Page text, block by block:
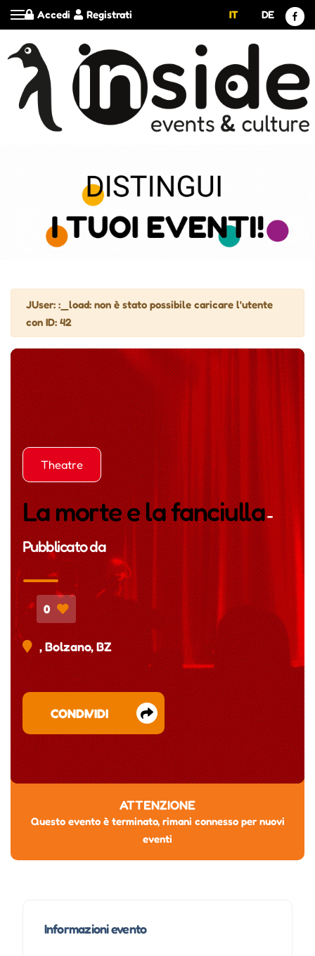
Registrati
Accedi IT DE
Attenzione
JUser: :_load: non è stato possibile caricare l'utente
con ID: 42
Theatre
La morte e la fanciulla-
Pubblicato da
0
, Bolzano, BZ
CONDIVIDI
ATTENZIONE
Questo evento è terminato, rimani connesso per nuovi
eventi
Informazioni evento